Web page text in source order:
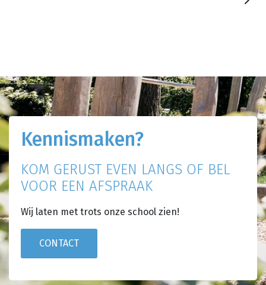
Kennismaken?
KOM GERUST EVEN LANGS OF BEL
VOOR EEN AFSPRAAK
Wij laten met trots onze school zien!
CONTACT